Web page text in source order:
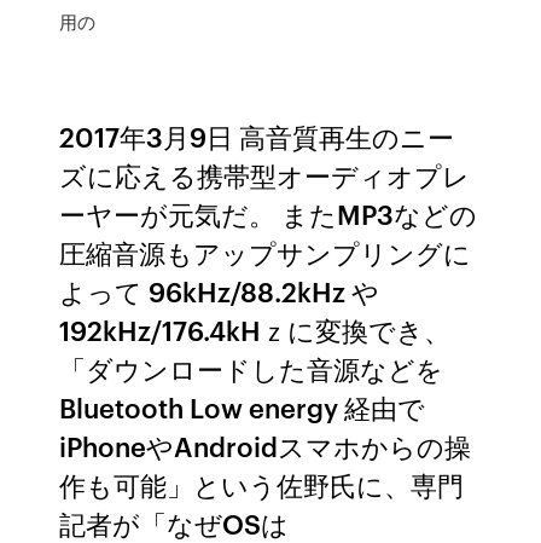
用の
2017年3月9日 高音質再生のニー
ズに応える携帯型オーディオプレ
ーヤーが元気だ。 またMP3などの
圧縮音源もアップサンプリングに
よって 96kHz/88.2kHz や
192kHz/176.4kHｚに変換でき、
「ダウンロードした音源などを
Bluetooth Low energy 経由で
iPhoneやAndroidスマホからの操
作も可能」という佐野氏に、専門
記者が「なぜOSは